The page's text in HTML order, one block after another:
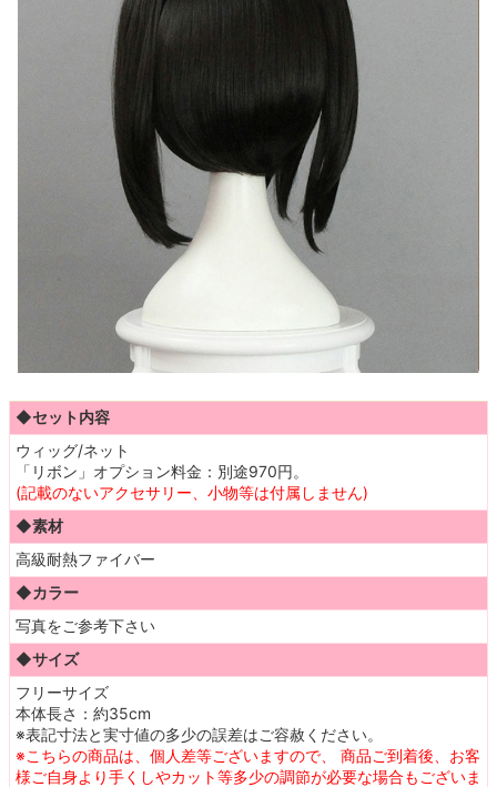
◆セット内容
ウィッグ/ネット
「リボン」オプション料金：別途970円。
(記載のないアクセサリー、小物等は付属しません)
◆素材
高級耐熱ファイバー
◆カラー
写真をご参考下さい
◆サイズ
フリーサイズ
本体長さ：約35cm
※表記寸法と実寸値の多少の誤差はご容赦ください。
※こちらの商品は、個人差等ございますので、 商品ご到着後、お客
様ご自身より手くしやカット等多少の調節が必要な場合もございま